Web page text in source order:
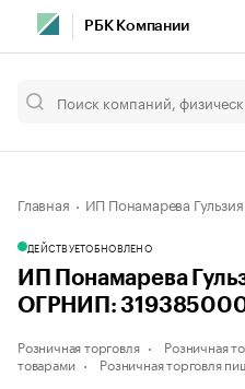
РБК Компании
Главная ИП Понамарева
ДЕЙСТВУЕТОБНОВЛЕНО
ИП Понамарева
ОГРНИП:
Розничная торговля
Розничная
товарами
Розничная торговля